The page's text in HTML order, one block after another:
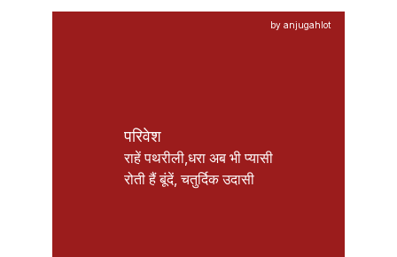
परिवेश
राहें पथरीली,धरा अब भी प्यासी
रोती हैं बूंदें, चतुर्दिक उदासी
by anjugahlot